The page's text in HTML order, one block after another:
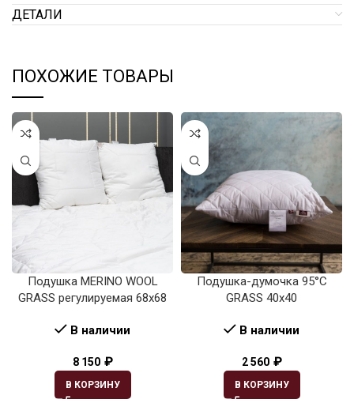
ДЕТАЛИ
ПОХОЖИЕ ТОВАРЫ
Подушка MERINO WOOL
GRASS регулируемая 68х68
В наличии
8 150 ₽
В КОРЗИНУ
Подушка-думочка 95°C
GRASS 40х40
В наличии
2 560 ₽
В КОРЗИНУ